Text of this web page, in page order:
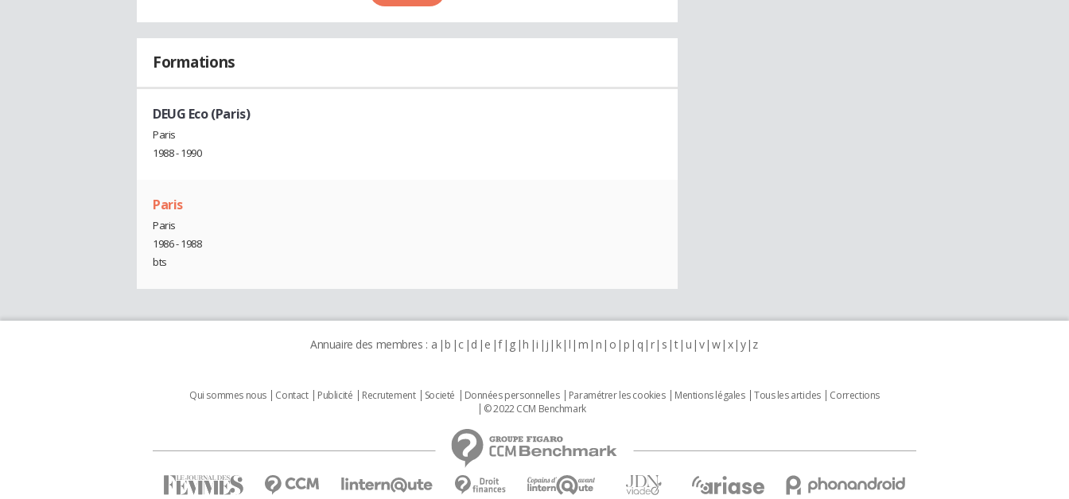
Formations
DEUG Eco (Paris)
Paris
1988 - 1990
Paris
Paris
1986 - 1988
bts
Annuaire des membres : a b c d e f g h i j k l m n o p q r s t u v w x y z
Qui sommes nous Contact Publicité Recrutement Societé Données personnelles Paramétrer les cookies Mentions légales Tous les articles
Corrections
© 2022 CCM Benchmark